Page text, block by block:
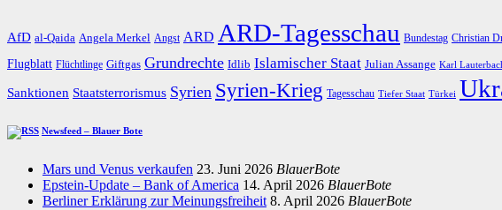
AfD al-Qaida Angela Merkel Angst ARD ARD-Tagesschau Bundestag Christian
Flugblatt Flüchtlinge Giftgas Grundrechte Idlib Islamischer Staat Julian Assange Karl
Sanktionen Staatsterrorismus Syrien Syrien-Krieg Tagesschau Tiefer Staat Türkei
Newsfeed – Blauer Bote
Mars und Venus verkaufen 23. Juni 2026 BlauerBote
Epstein-Update – Bank of America 14. April 2026 BlauerBote
Berliner Erklärung zur Meinungsfreiheit 8. April 2026 BlauerBote